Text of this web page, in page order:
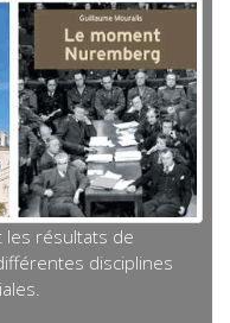
les résultats de
disciplines